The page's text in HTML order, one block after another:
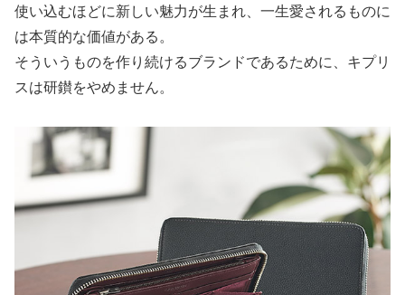
使い込むほどに新しい魅力が生まれ、一生愛されるものに
は本質的な価値がある。
そういうものを作り続けるブランドであるために、キプリ
スは研鑚をやめません。